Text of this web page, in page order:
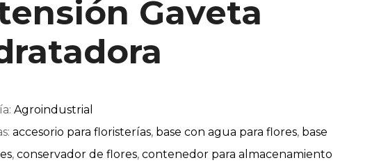
Gaveta
Agroindustrial
accesorio para floristerías, base con agua para flores, base
, conservador de flores, contenedor para almacenamiento